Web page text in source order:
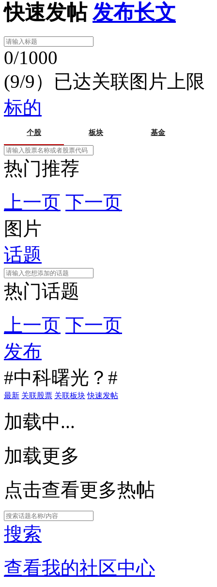
快速发帖 发布长文
0/1000
(9/9）已达关联图片上限
标的
个股 板块 基金
热门推荐
上一页 下一页
图片
话题
热门话题
上一页 下一页
发布
#中科曙光？#
最新 关联股票 关联板块 快速发帖
加载中...
加载更多
点击查看更多热帖
搜索
查看我的社区中心